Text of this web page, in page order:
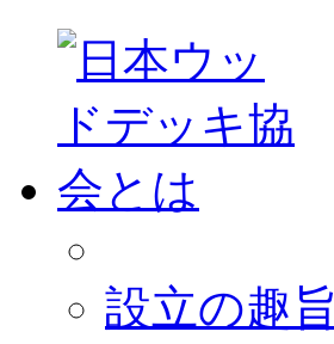
設立の趣旨